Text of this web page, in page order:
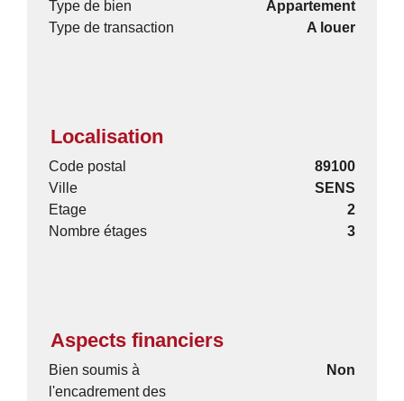
Type de bien
Appartement
Type de transaction
A louer
Localisation
Code postal
89100
Ville
SENS
Etage
2
Nombre étages
3
Aspects financiers
Bien soumis à
l'encadrement des
Non